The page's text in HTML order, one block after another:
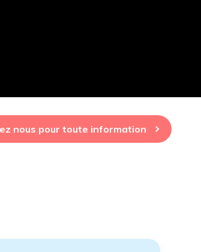
nous pour toute information